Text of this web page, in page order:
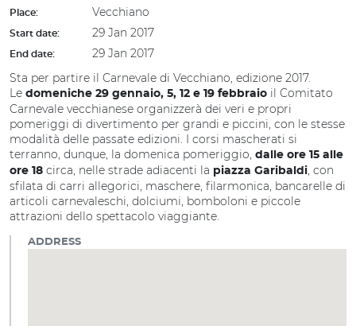
Place: Vecchiano
Start date: 29 Jan 2017
End date:
29 Jan 2017
Sta per partire il Carnevale di Vecchiano, edizione 2017.
Le domeniche 29 gennaio, 5, 12 e 19 febbraio il Comitato
Carnevale vecchianese organizzerà dei veri e propri
pomeriggi di divertimento per grandi e piccini, con le stesse
modalità delle passate edizioni. I corsi mascherati si
terranno, dunque, la domenica pomeriggio, dalle ore 15 alle
ore 18 circa, nelle strade adiacenti la piazza Garibaldi, con
sfilata di carri allegorici, maschere, filarmonica, bancarelle di
articoli carnevaleschi, dolciumi, bomboloni e piccole
attrazioni dello spettacolo viaggiante.
ADDRESS